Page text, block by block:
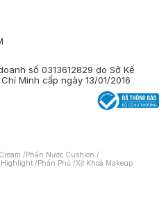
số 0313612829 do Sở Kế
Minh cấp ngày 13/01/2016
/Phấn Nước Cushion /
Highlight /Phấn Phủ /Xịt Khoá Makeup